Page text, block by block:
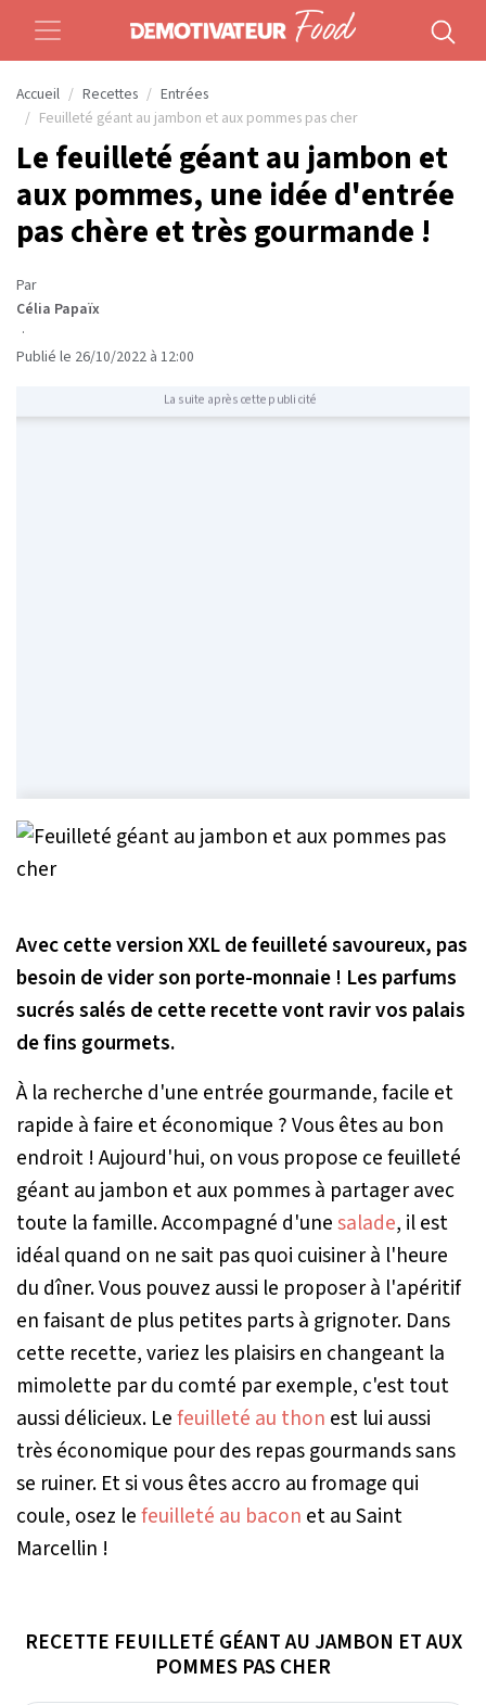
Accueil Recettes
Entrées
Feuilleté géant au jambon et aux pommes pas cher
Le feuilleté géant au jambon et
aux pommes, une idée d'entrée
pas chère et très gourmande !
Par
Célia Papaïx
·
Publié le 26/10/2022 à 12:00
La suite après cette publicité
Avec cette version XXL de feuilleté savoureux, pas
besoin de vider son porte-monnaie ! Les parfums
sucrés salés de cette recette vont ravir vos palais
de fins gourmets.
À la recherche d'une entrée gourmande, facile et
rapide à faire et économique ? Vous êtes au bon
endroit ! Aujourd'hui, on vous propose ce feuilleté
géant au jambon et aux pommes à partager avec
toute la famille. Accompagné d'unesalade, il est
idéal quand on ne sait pas quoi cuisiner à l'heure
du dîner. Vous pouvez aussi le proposer à l'apéritif
en faisant de plus petites parts à grignoter. Dans
cette recette, variez les plaisirs en changeant la
mimolette par du comté par exemple, c'est tout
aussi délicieux. Lefeuilleté au thon est lui aussi
très économique pour des repas gourmands sans
se ruiner. Et si vous êtes accro au fromage qui
coule, osez lefeuilleté au bacon et au Saint
Marcellin !
RECETTE FEUILLETÉ GÉANT AU JAMBON ET AUX
POMMES PAS CHER